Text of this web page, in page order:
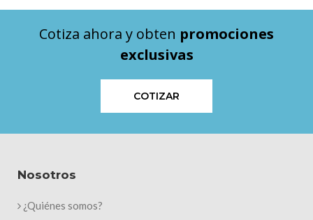
Cotiza ahora y obten promociones
exclusivas
COTIZAR
Nosotros
¿Quiénes somos?